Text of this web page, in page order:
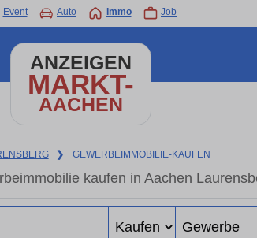
Event Auto Immo Job
ANZEIGEN
MARKT-
AACHEN
❯ GEWERBEIMMOBILIE-KAUFEN
kaufen in Aachen